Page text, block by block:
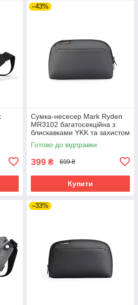
–43%
Сумка-несесер Mark Ryden
MR3102 багатосекційна з
блискавками YKK та захистом
від вологи (Сірий)
Готово до відправки
399 ₴ 699 ₴
Купити
–33%